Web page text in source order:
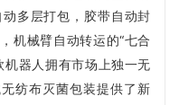
多层打包，胶带自动封
机械臂自动转运的“七合
机器人拥有市场上独一无
纺布灭菌包装提供了新